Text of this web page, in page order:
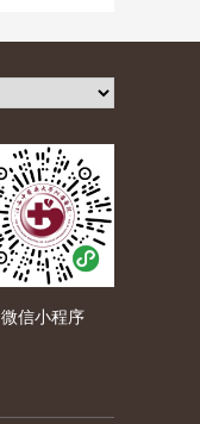
微信小程序